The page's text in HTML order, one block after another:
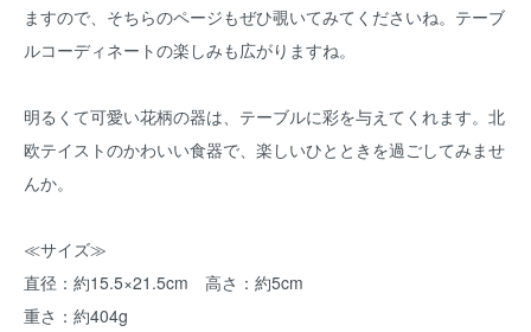
ますので、そちらのページもぜひ覗いてみてくださいね。テーブ
ルコーディネートの楽しみも広がりますね。
明るくて可愛い花柄の器は、テーブルに彩を与えてくれます。北
欧テイストのかわいい食器で、楽しいひとときを過ごしてみませ
んか。
≪サイズ≫
直径：約15.5×21.5cm 高さ：約5cm
重さ：約404g